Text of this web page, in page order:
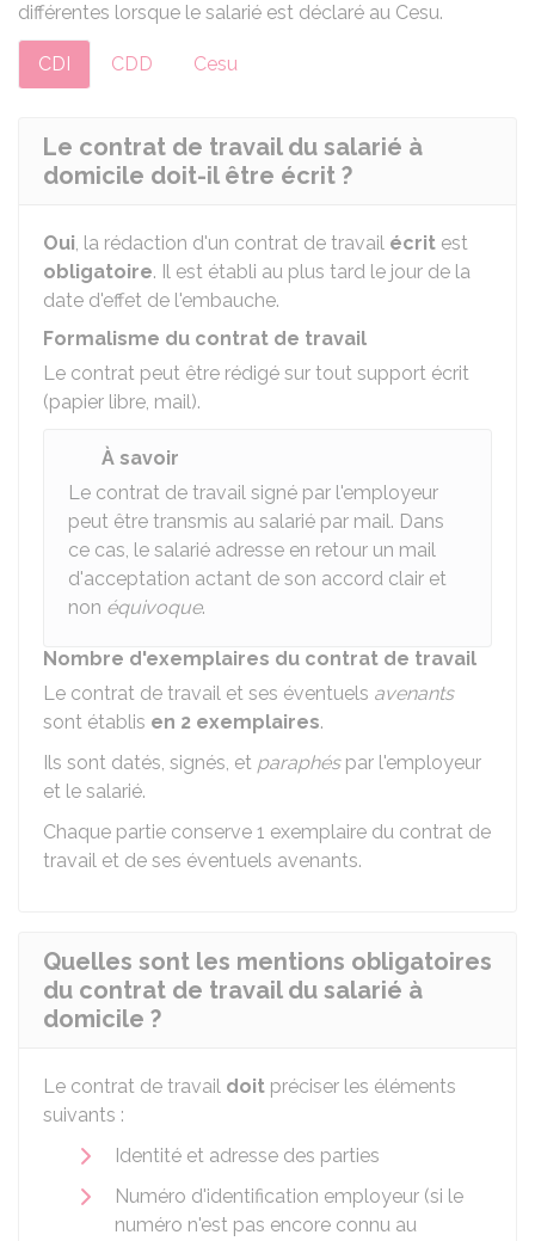
différentes lorsque le salarié est déclaré au Cesu.
CDI CDD Cesu
Le contrat de travail du salarié à
domicile doit-il être écrit ?
Oui, la rédaction d'un contrat de travail écrit est
obligatoire. Il est établi au plus tard le jour de la
date d'effet de l'embauche.
Formalisme du contrat de travail
Le contrat peut être rédigé sur tout support écrit
(papier libre, mail).
À savoir
Le contrat de travail signé par l'employeur
peut être transmis au salarié par mail. Dans
ce cas, le salarié adresse en retour un mail
d'acceptation actant de son accord clair et
non équivoque.
Nombre d'exemplaires du contrat de travail
Le contrat de travail et ses éventuels avenants
sont établis en 2 exemplaires.
Ils sont datés, signés, et paraphéspar l'employeur
et le salarié.
Chaque partie conserve 1 exemplaire du contrat de
travail et de ses éventuels avenants.
Quelles sont les mentions obligatoires
du contrat de travail du salarié à
domicile ?
Le contrat de travail doit préciser les éléments
suivants :
Identité et adresse des parties
Numéro d'identification employeur (si le
numéro n'est pas encore connu au